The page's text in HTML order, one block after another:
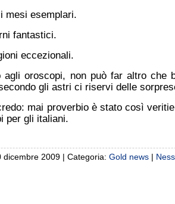
mesi esemplari.
fantastici.
eccezionali.
oroscopi, non può far altro che
gli astri ci riservi delle
mai proverbio è stato così
per gli italiani.
dicembre 2009 | Categoria: Gold news |